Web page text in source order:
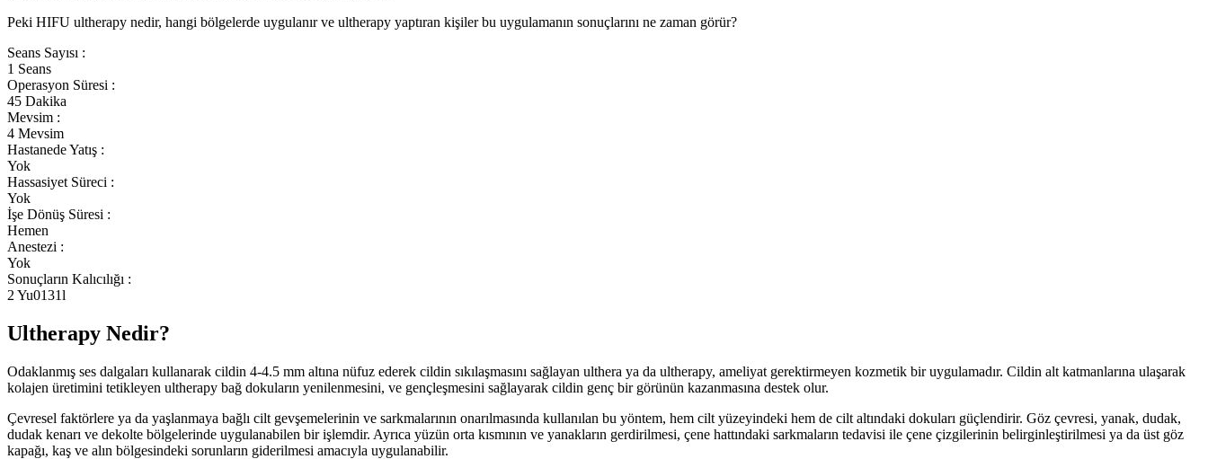
Peki HIFU ultherapy nedir, hangi bölgelerde uygulanır ve ultherapy yaptıran kişiler bu uygulamanın sonuçlarını ne zaman görür?
Seans Sayısı :
1 Seans
Operasyon Süresi :
45 Dakika
Mevsim :
4 Mevsim
Hastanede Yatış :
Yok
Hassasiyet Süreci :
Yok
İşe Dönüş Süresi :
Hemen
Anestezi :
Yok
Sonuçların Kalıcılığı :
2 Yu0131l
Ultherapy Nedir?
Odaklanmış ses dalgaları kullanarak cildin 4-4.5 mm altına nüfuz ederek cildin sıkılaşmasını sağlayan ulthera ya da ultherapy, ameliyat gerektirmeyen kozmetik bir uygulamadır. Cildin alt katmanlarına ulaşarak
kolajen üretimini tetikleyen ultherapy bağ dokuların yenilenmesini, ve gençleşmesini sağlayarak cildin genç bir görünün kazanmasına destek olur.
Çevresel faktörlere ya da yaşlanmaya bağlı cilt gevşemelerinin ve sarkmalarının onarılmasında kullanılan bu yöntem, hem cilt yüzeyindeki hem de cilt altındaki dokuları güçlendirir. Göz çevresi, yanak, dudak,
dudak kenarı ve dekolte bölgelerinde uygulanabilen bir işlemdir. Ayrıca yüzün orta kısmının ve yanakların gerdirilmesi, çene hattındaki sarkmaların tedavisi ile çene çizgilerinin belirginleştirilmesi ya da üst göz
kapağı, kaş ve alın bölgesindeki sorunların giderilmesi amacıyla uygulanabilir.